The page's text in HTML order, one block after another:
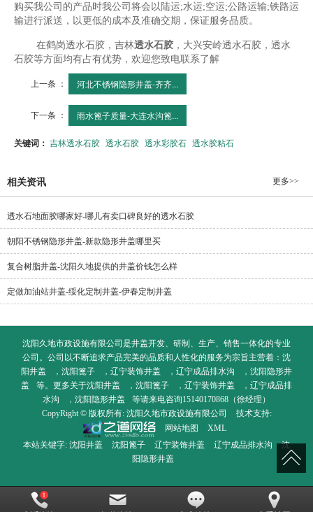
购买我公司的产品时我公司将会以陆运;水运;空运;公路运输;铁路运
输进行派送，以更低的成本及准确交期，保证服务品质。
在鹤岗透水石胶，吉林透水石胶，大兴安岭透水石胶，透水
石胶等方面均有占有优势，欢迎您致电联系了解
上一条 ： 河北不锈钢隐形井盖-齐齐...
下一条 ： 雨水篦子质量-大连水沟篦...
关键词： 吉林透水石胶 透水石胶 透水彩胶石 透水胶粘石
相关资讯 更多>>
透水石地面胶哪家好-哪儿有卖口碑良好的透水石胶
朝阳不锈钢隐形井盖-新款隐形井盖哪里买
复合树脂井盖-沈阳久地提供的井盖价钱怎么样
定做加油站井盖-绥化定制井盖-伊春定制井盖
沈阳久地市政设施有限公司是井盖开发、研制、生产、销售一体化的专业
公司。公司以不断追求产品完美的品质和人性化的服务为宗旨主营着： 沈
阳井盖
， 沈阳篦子 ， 辽宁装饰井盖 ， 辽宁成品排水沟 ， 沈阳隐形井
盖
等。更多关于沈阳井盖 ， 沈阳篦子 ， 辽宁装饰井盖 ， 辽宁成品排
水沟
， 沈阳隐形井盖
等请来电咨询15140170868（徐经理）
CopyRight © 版权所有: 沈阳久地市政设施有限公司
技术支持:
网站地图
XML
本站关键字: 沈阳井盖 沈阳篦子 辽宁装饰井盖 辽宁成品排水沟
沈
阳隐形井盖